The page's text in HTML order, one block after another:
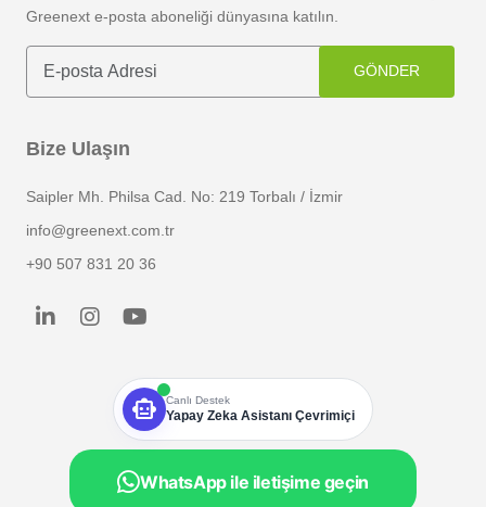
Greenext e-posta aboneliği dünyasına katılın.
GÖNDER
Bize Ulaşın
Saipler Mh. Philsa Cad. No: 219 Torbalı / İzmir
info@greenext.com.tr
+90 507 831 20 36
smart_toy Canlı Destek
Yapay Zeka Asistanı Çevrimiçi
WhatsApp ile iletişime geçin